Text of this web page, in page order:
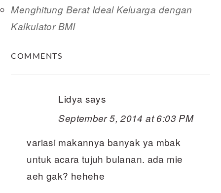
Menghitung Berat Ideal Keluarga dengan
Kalkulator BMI
COMMENTS
Lidya says
September 5, 2014 at 6:03 PM
variasi makannya banyak ya mbak
untuk acara tujuh bulanan. ada mie
aeh gak? hehehe